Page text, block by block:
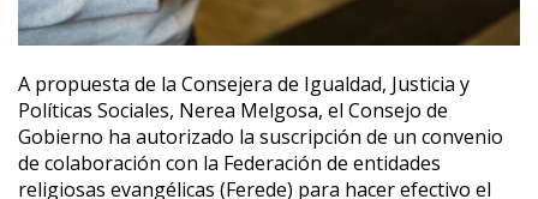
A propuesta de la Consejera de Igualdad, Justicia y
Políticas Sociales, Nerea Melgosa, el Consejo de
Gobierno ha autorizado la suscripción de un convenio
de colaboración con la Federación de entidades
religiosas evangélicas (Ferede) para hacer efectivo el